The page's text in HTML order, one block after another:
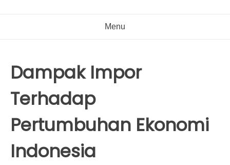
Menu
Dampak Impor
Terhadap
Pertumbuhan Ekonomi
Indonesia